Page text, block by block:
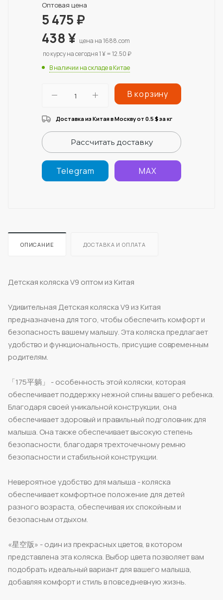
Оптовая цена
5 475₽
438¥ цена на 1688.com
по курсу на сегодня 1 ¥ = 12.50 ₽
В наличии на складе в Китае
В корзину
Доставка из Китая в Москву от 0.5 $за кг
Рассчитать доставку
Telegram MAX
ОПИСАНИЕ ДОСТАВКА И ОПЛАТА
Детская коляска V9 оптом из Китая
Удивительная Детская коляска V9 из Китая
предназначена для того, чтобы обеспечить комфорт и
безопасность вашему малышу. Эта коляска предлагает
удобство и функциональность, присущие современным
родителям.
「175平躺」 - особенность этой коляски, которая
обеспечивает поддержку нежной спины вашего ребенка.
Благодаря своей уникальной конструкции, она
обеспечивает здоровый и правильный подголовник для
малыша. Она также обеспечивает высокую степень
безопасности, благодаря трехточечному ремню
безопасности и стабильной конструкции.
Невероятное удобство для малыша - коляска
обеспечивает комфортное положение для детей
разного возраста, обеспечивая их спокойным и
безопасным отдыхом.
«星空版» - один из прекрасных цветов, в котором
представлена эта коляска. Выбор цвета позволяет вам
подобрать идеальный вариант для вашего малыша,
добавляя комфорт и стиль в повседневную жизнь.